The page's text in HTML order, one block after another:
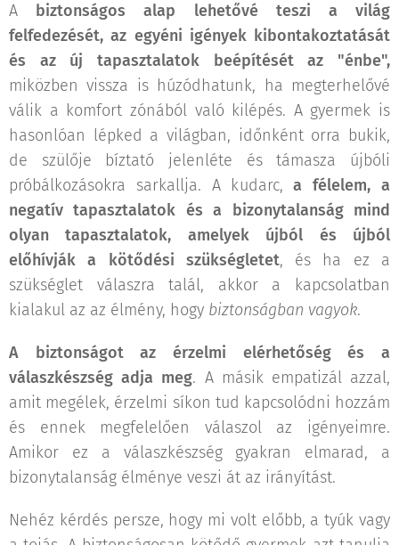
A biztonságos alap lehetővé teszi a világ
felfedezését, az egyéni igények kibontakoztatását
és az új tapasztalatok beépítését az "énbe",
miközben vissza is húzódhatunk, ha megterhelővé
válik a komfort zónából való kilépés. A gyermek is
hasonlóan lépked a világban, időnként orra bukik,
de szülője bíztató jelenléte és támasza újbóli
próbálkozásokra sarkallja. A kudarc,a félelem, a
negatív tapasztalatok és a bizonytalanság mind
olyan tapasztalatok, amelyek újból és újból
előhívják a kötődési szükségletet, és ha ez a
szükséglet válaszra talál, akkor a kapcsolatban
kialakul az az élmény, hogy biztonságban vagyok.
A biztonságot az érzelmi elérhetőség és a
válaszkészség adja meg. A másik empatizál azzal,
amit megélek, érzelmi síkon tud kapcsolódni hozzám
és ennek megfelelően válaszol az igényeimre.
Amikor ez a válaszkészség gyakran elmarad, a
bizonytalanság élménye veszi át az irányítást.
Nehéz kérdés persze, hogy mi volt előbb, a tyúk vagy